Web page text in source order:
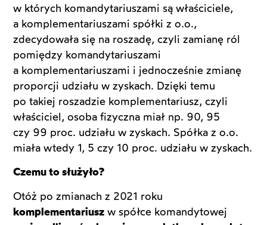
w których komandytariuszami są właściciele,
a komplementariuszami spółki z o.o.,
zdecydowała się na roszadę, czyli zamianę ról
pomiędzy komandytariuszami
a komplementariuszami i jednocześnie zmianę
proporcji udziału w zyskach. Dzięki temu
po takiej roszadzie komplementariusz, czyli
właściciel, osoba fizyczna miał np. 90, 95
czy 99 proc. udziału w zyskach. Spółka z o.o.
miała wtedy 1, 5 czy 10 proc. udziału w zyskach.
Czemu to służyło?
Otóż po zmianach z 2021 roku
komplementariusz w spółce komandytowej